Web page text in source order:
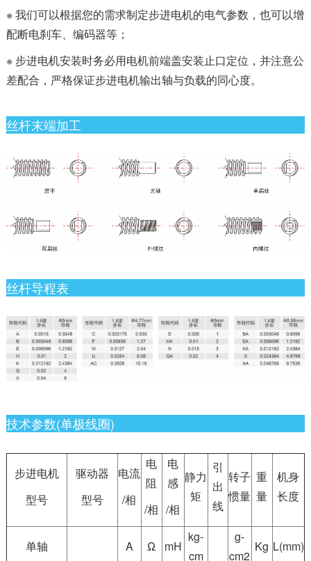
※ 我们可以根据您的需求制定步进电机的电气参数，也可以增
配断电刹车、编码器等；
※ 步进电机安装时务必用电机前端盖安装止口定位，并注意公
差配合，严格保证步进电机输出轴与负载的同心度。
丝杆末端加工
丝杆导程表
技术参数(单极线圈)
步进电机
型号
驱动器
型号
电流
/相
电
阻
/相
电
感
/相
静力
矩
引
出
线
转子
惯量
重
量
机身
长度
单轴 A Ω mH
kg-
cm
g-
cm2
Kg L(mm)